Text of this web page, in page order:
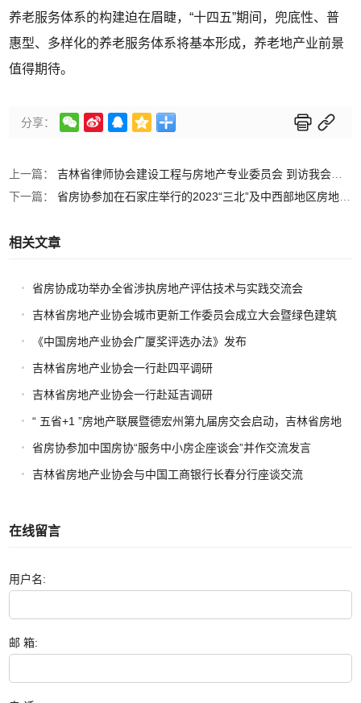
养老服务体系的构建迫在眉睫，“十四五”期间，兜底性、普
惠型、多样化的养老服务体系将基本形成，养老地产业前景
值得期待。
分享：      
上一篇：吉林省律师协会建设工程与房地产专业委员会 到访我会座谈交流
下一篇：省房协参加在石家庄举行的2023“三北”及中西部地区房地产业协会（开发协会）联席会议
相关文章
省房协成功举办全省涉执房地产评估技术与实践交流会
吉林省房地产业协会城市更新工作委员会成立大会暨绿色建筑
与高品质住宅交流会圆满举办
《中国房地产业协会广厦奖评选办法》发布
吉林省房地产业协会一行赴四平调研
吉林省房地产业协会一行赴延吉调研
“ 五省+1 ”房地产联展暨德宏州第九届房交会启动，吉林省房地
产业协会携项目助力区域协同发展
省房协参加中国房协“服务中小房企座谈会”并作交流发言
吉林省房地产业协会与中国工商银行长春分行座谈交流
在线留言
用户名:
邮 箱: